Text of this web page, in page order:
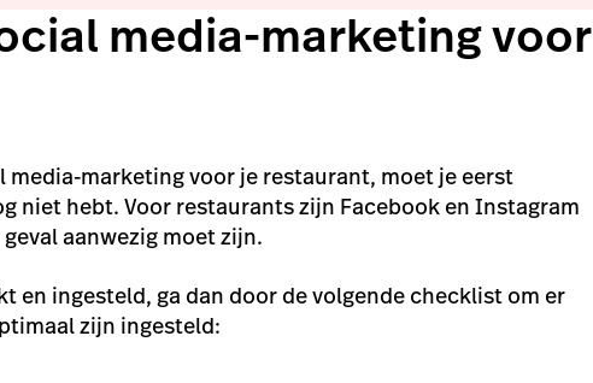
media-marketing voor
media-marketing voor je restaurant, moet je eerst
niet hebt. Voor restaurants zijn Facebook en Instagram
aanwezig moet zijn.
en ingesteld, ga dan door de volgende checklist om er
zijn ingesteld: